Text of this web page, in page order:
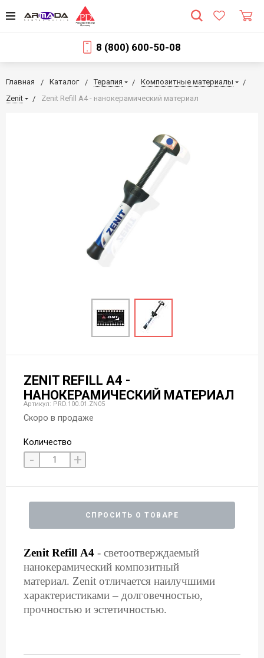
8 (800) 600-50-08
Главная Каталог Терапия
Композитные материалы
Zenit
Zenit Refill А4 - нанокерамический материал
ZENIT REFILL А4 -
НАНОКЕРАМИЧЕСКИЙ МАТЕРИАЛ
Артикул: PRD.100.01.ZN05
Скоро в продаже
Количество
- +
СПРОСИТЬ О ТОВАРЕ
Zenit Refill А4 - cветоотверждаемый
нанокерамический композитный
материал. Zenit отличается наилучшими
характеристиками – долговечностью,
прочностью и эстетичностью.